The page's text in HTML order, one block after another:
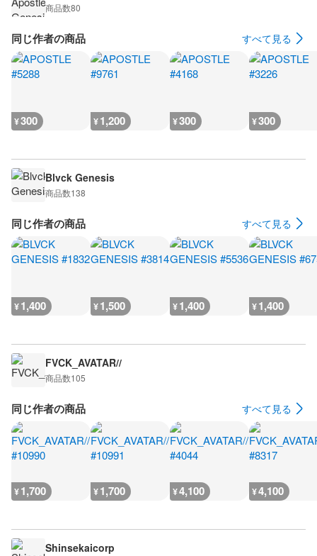
商品数80
同じ作者の商品 すべて見る
¥300 ¥1,200 ¥300 ¥300
Blvck Genesis
商品数138
同じ作者の商品 すべて見る
¥1,400 ¥1,500 ¥1,400 ¥1,400
FVCK_AVATAR//
商品数105
同じ作者の商品 すべて見る
¥1,700 ¥1,700 ¥4,100 ¥4,100
Shinsekaicorp